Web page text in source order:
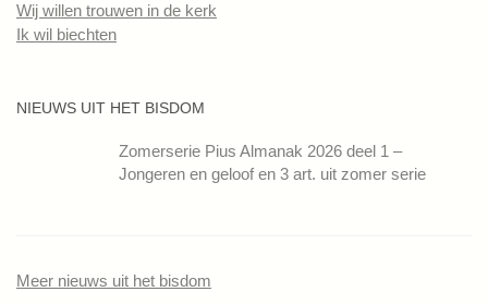
Wij willen trouwen in de kerk
Ik wil biechten
NIEUWS UIT HET BISDOM
Zomerserie Pius Almanak 2026 deel 1 –
Jongeren en geloof en 3 art. uit zomer serie
Meer nieuws uit het bisdom